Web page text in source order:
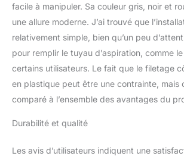
facile à manipuler. Sa couleur gris, noir et
une allure moderne. J’ai trouvé que
relativement simple, bien qu’un peu
pour remplir le tuyau d’aspiration, comme
certains utilisateurs. Le fait que le filetage
en plastique peut être une contrainte, mais
comparé à l’ensemble des avantages du
Durabilité et qualité
Les avis d’utilisateurs indiquent une